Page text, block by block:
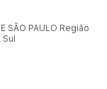
SÃO PAULO Região
Sul